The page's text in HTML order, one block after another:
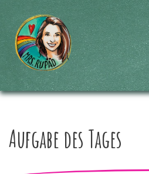
Zum
Inhalt
springen
Aufgabe des Tages